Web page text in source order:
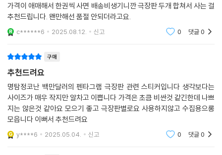
가격이 애매해서 한권씩 사면 배송비생기니깐 극장판 두개 합쳐서 사는 걸
추천드립니다. 왠만해선 품절 안되더라고요.
c******6 2025.08.12. 신고 0 댓글0
구매
추천드려요
명탐정코난 백만달러의 펜타그램 극장판 관련 스티커입니다 생각보다는
사이즈가 매우 작지만 알차고 이쁩니다 가격은 초큼 비싼것 같긴한데 나쁘
지는 않은것 같아요 모으기 좋고 극장판별로요 사용하지않고 수집용으롱
모읍니다 이뻐서 추천드려요
y****6 2025.05.04. 신고 0 댓글0